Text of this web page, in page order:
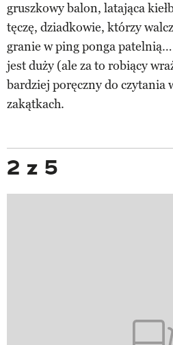
gruszkowy balon, latająca
tęczę, dziadkowie, którzy
granie w ping ponga
jest duży (ale za to robiący
bardziej poręczny do czytania
zakątkach.
2 z 5